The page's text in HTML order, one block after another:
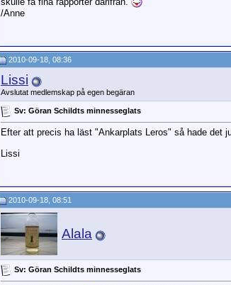
/Anne
2010-09-18, 08:36
Lissi
Avslutat medlemskap på egen begäran
Sv: Göran Schildts minnesseglats
Efter att precis ha läst "Ankarplats Leros" så hade det
Lissi
2010-09-18, 08:51
Alala
Sv: Göran Schildts minnesseglats